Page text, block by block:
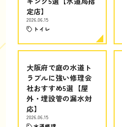
定店】
2026.06.15
トイレ
大阪府で庭の水道ト
ラブルに強い修理会
社おすすめ5選【屋
外・埋設管の漏水対
応】
2026.06.15